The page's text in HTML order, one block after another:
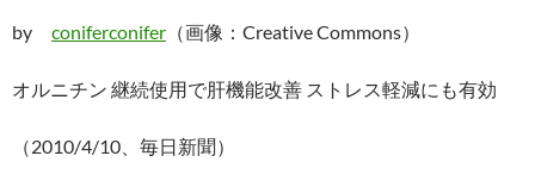
by coniferconifer （画像：Creative Commons）
オルニチン 継続使用で肝機能改善 ストレス軽減にも有効
（2010/4/10、毎日新聞）